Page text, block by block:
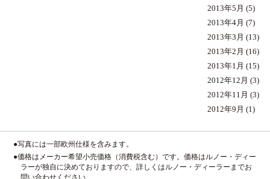
2013年5月 (5)
2013年4月 (7)
2013年3月 (13)
2013年2月 (16)
2013年1月 (15)
2012年12月 (3)
2012年11月 (3)
2012年9月 (1)
●写真には一部欧州仕様を含みます。
●価格はメーカー希望小売価格（消費税含む）です。価格はルノー・ディー
ラーが独自に決めておりますので、詳しくはルノー・ディーラーまでお
問い合わせください。